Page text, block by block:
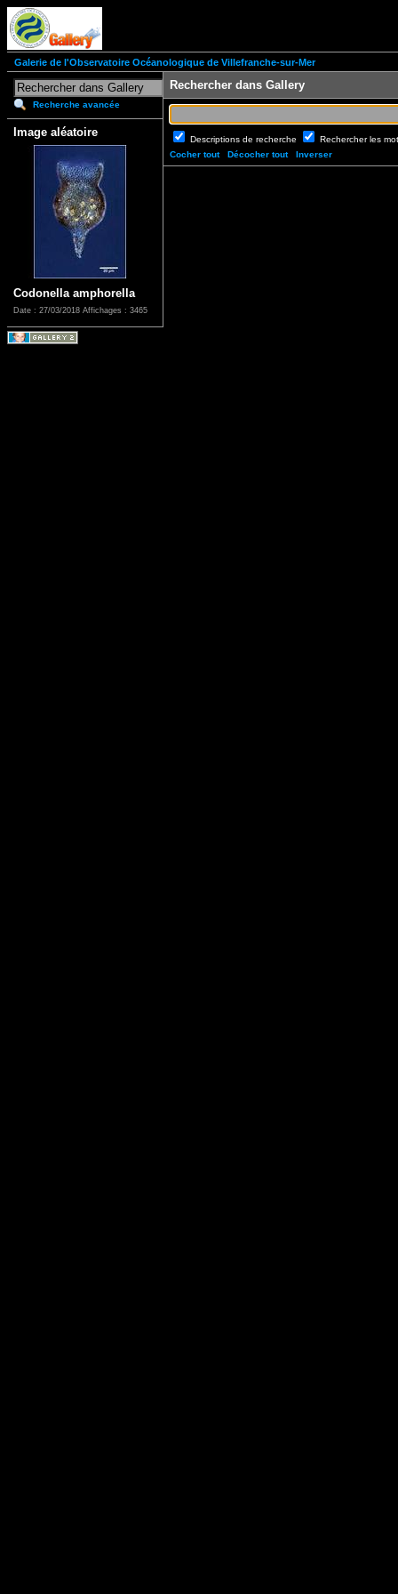
Galerie de l'Observatoire Océanologique de Villefranche-sur-Mer
Recherche avancée
Image aléatoire
Codonella amphorella
Date : 27/03/2018 Affichages : 3465
Rechercher dans Gallery
Descriptions de recherche
Rechercher les
Cocher tout
Décocher tout Inverser